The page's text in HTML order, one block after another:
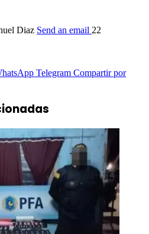
Diaz Send an email 22
Telegram Compartir por